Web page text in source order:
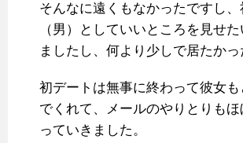
そんなに遠くもなかったですし、
（男）としていいところを見せ
ましたし、何より少しで居たかっ
初デートは無事に終わって彼女
でくれて、メールのやりとりも
っていきました。